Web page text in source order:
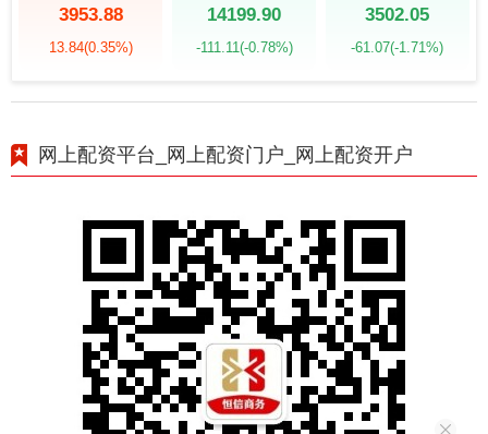
3953.88
13.84(0.35%)
14199.90
-111.11(-0.78%)
3502.05
-61.07(-1.71%)
网上配资平台_网上配资门户_网上配资开户